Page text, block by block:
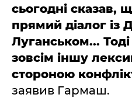
сьогодні сказав,
прямий діалог із
Луганськом...
зовсім іншу
стороною
заявив Гармаш.